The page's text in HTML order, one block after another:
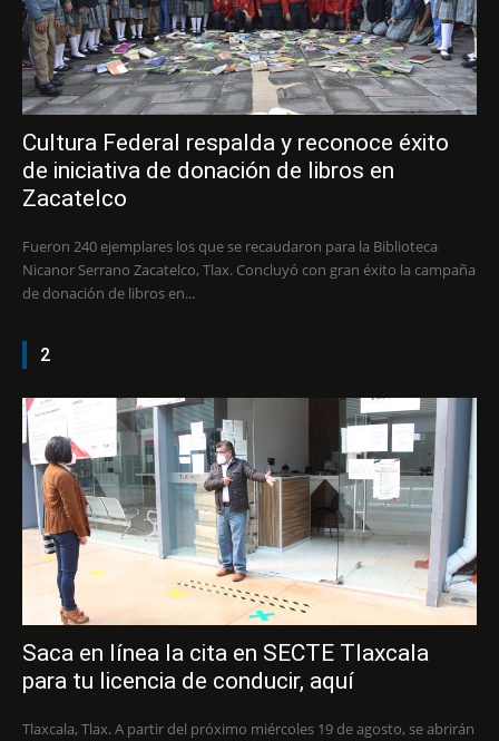
Cultura Federal respalda y reconoce éxito
de iniciativa de donación de libros en
Zacatelco
Fueron 240 ejemplares los que se recaudaron para la Biblioteca
Nicanor Serrano Zacatelco, Tlax. Concluyó con gran éxito la campaña
de donación de libros en...
2
Saca en línea la cita en SECTE Tlaxcala
para tu licencia de conducir, aquí
Tlaxcala, Tlax. A partir del próximo miércoles 19 de agosto, se abrirán